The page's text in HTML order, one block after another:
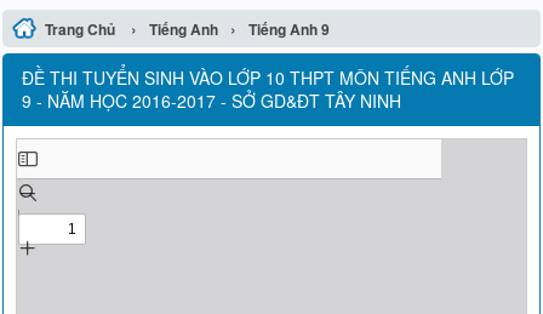
Trang Chủ › Tiếng Anh › Tiếng Anh 9
ĐỀ THI TUYỂN SINH VÀO LỚP 10 THPT MÔN TIẾNG ANH LỚP
9 - NĂM HỌC 2016-2017 - SỞ GD&ĐT TÂY NINH